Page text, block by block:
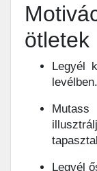
ötletek
Legyél
levélben.
Legyél